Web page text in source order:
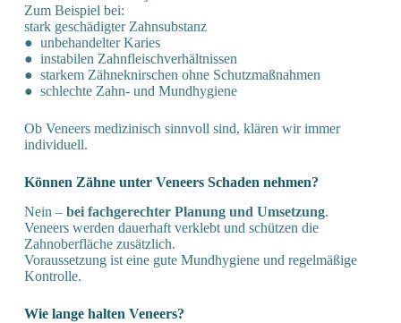
Zum Beispiel bei:
stark geschädigter Zahnsubstanz
● unbehandelter Karies
● instabilen Zahnfleischverhältnissen
● starkem Zähneknirschen ohne Schutzmaßnahmen
● schlechte Zahn- und Mundhygiene
Ob Veneers medizinisch sinnvoll sind, klären wir immer
individuell.
Können Zähne unter Veneers Schaden nehmen?
Nein – bei fachgerechter Planung und Umsetzung.
Veneers werden dauerhaft verklebt und schützen die
Zahnoberfläche zusätzlich.
Voraussetzung ist eine gute Mundhygiene und regelmäßige
Kontrolle.
Wie lange halten Veneers?